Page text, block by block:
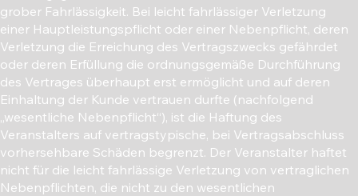
grober Fahrlässigkeit. Bei leicht fahrlässiger Verletzung
einer Hauptleistungspflicht oder einer Nebenpflicht, deren
Verletzung die Erreichung des Vertragszwecks gefährdet
oder deren Erfüllung die ordnungsgemäße Durchführung
des Vertrages überhaupt erst ermöglicht und auf deren
Einhaltung der Kunde vertrauen durfte (nachfolgend
„wesentliche Nebenpflicht“), ist die Haftung des
Veranstalters auf vertragstypische, bei Vertragsabschluss
vorhersehbare Schäden begrenzt. Der Veranstalter haftet
nicht für die leicht fahrlässige Verletzung von vertraglichen
Nebenpflichten, die nicht zu den wesentlichen